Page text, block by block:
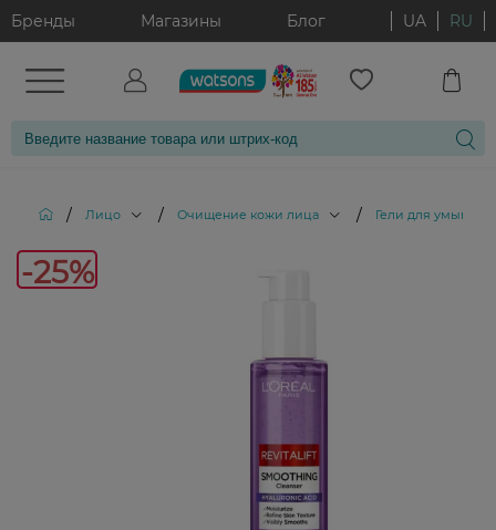
Бренды Магазины Блог UA RU
/ Лицо / Очищение кожи лица / Гели для
-25%